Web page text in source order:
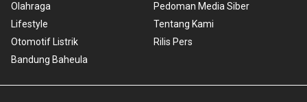
Olahraga
Lifestyle
Otomotif Listrik
Bandung Baheula
Pedoman Media Siber
Tentang Kami
Rilis Pers